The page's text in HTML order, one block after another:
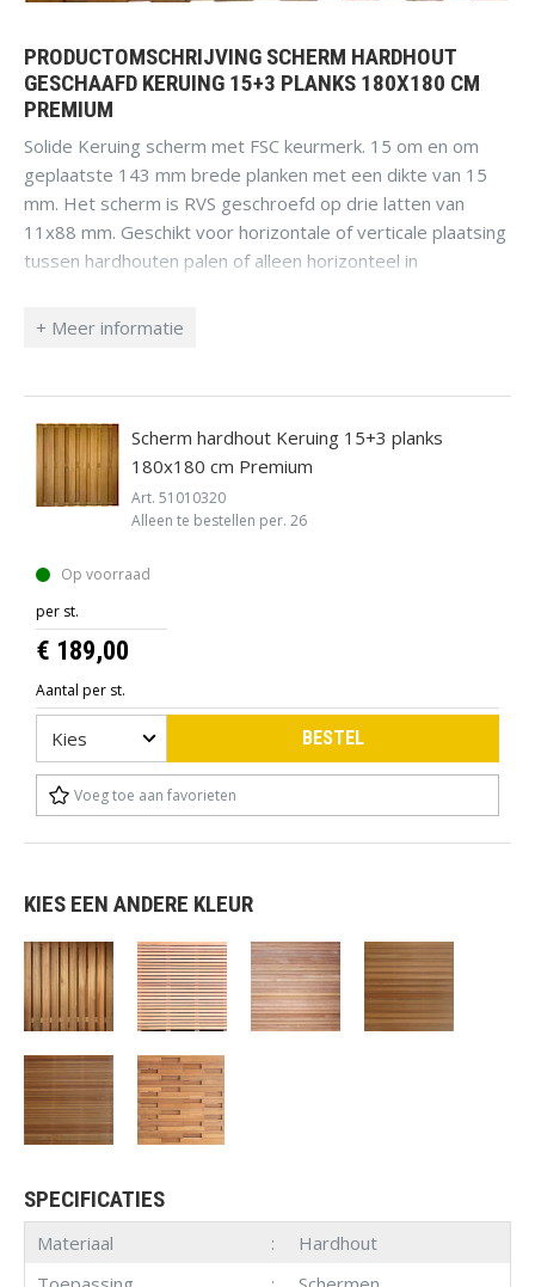
PRODUCTOMSCHRIJVING SCHERM HARDHOUT
GESCHAAFD KERUING 15+3 PLANKS 180X180 CM
PREMIUM
Solide Keruing scherm met FSC keurmerk. 15 om en om
geplaatste 143 mm brede planken met een dikte van 15
mm. Het scherm is RVS geschroefd op drie latten van
11x88 mm. Geschikt voor horizontale of verticale plaatsing
tussen hardhouten palen of alleen horizonteel in
Scherm hardhout Keruing 15+3 planks
180x180 cm Premium
Art. 51010320
Alleen te bestellen per. 26
Op voorraad
per st.
€ 189,00
Aantal per st.
BESTEL
Voeg toe aan favorieten
KIES EEN ANDERE KLEUR
SPECIFICATIES
Materiaal
Hardhout